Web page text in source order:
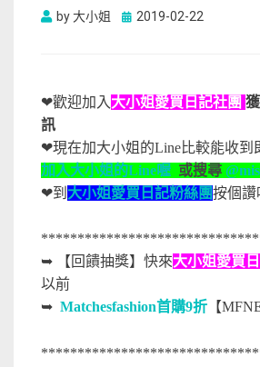
by大小姐
Posted
2019-02-22
❤歡迎加入 大小姐愛買日記社團
訊
❤現在加大小姐的Line比較能收到
加入大小姐的Line喔 或搜尋
❤到 大小姐愛買日記粉絲團按個讚
➥ 【回饋抽獎】快來大小姐愛買
以前
➥ Matchesfashion首購9折 【